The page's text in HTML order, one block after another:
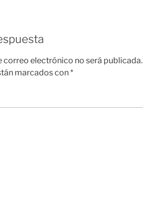
correo electrónico no será publicada.
marcados con*